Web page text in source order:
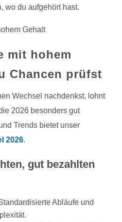
wo du aufgehört hast.
mit hohem
Chancen prüfst
Wechsel nachdenkst, lohnt
2026 besonders gut
Trends bietet unser
2026.
gut bezahlten
Abläufe und